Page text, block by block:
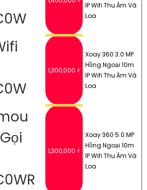
IP Wifi Thu Âm Và
Loa
1,300,000 ₫
Xoay 360 3.0 MP
Hồng Ngoại 10m
IP Wifi Thu Âm Và
Loa
1,300,000 ₫
Xoay 360 5.0 MP
Hồng Ngoại 10m
IP Wifi Thu Âm Và
Loa